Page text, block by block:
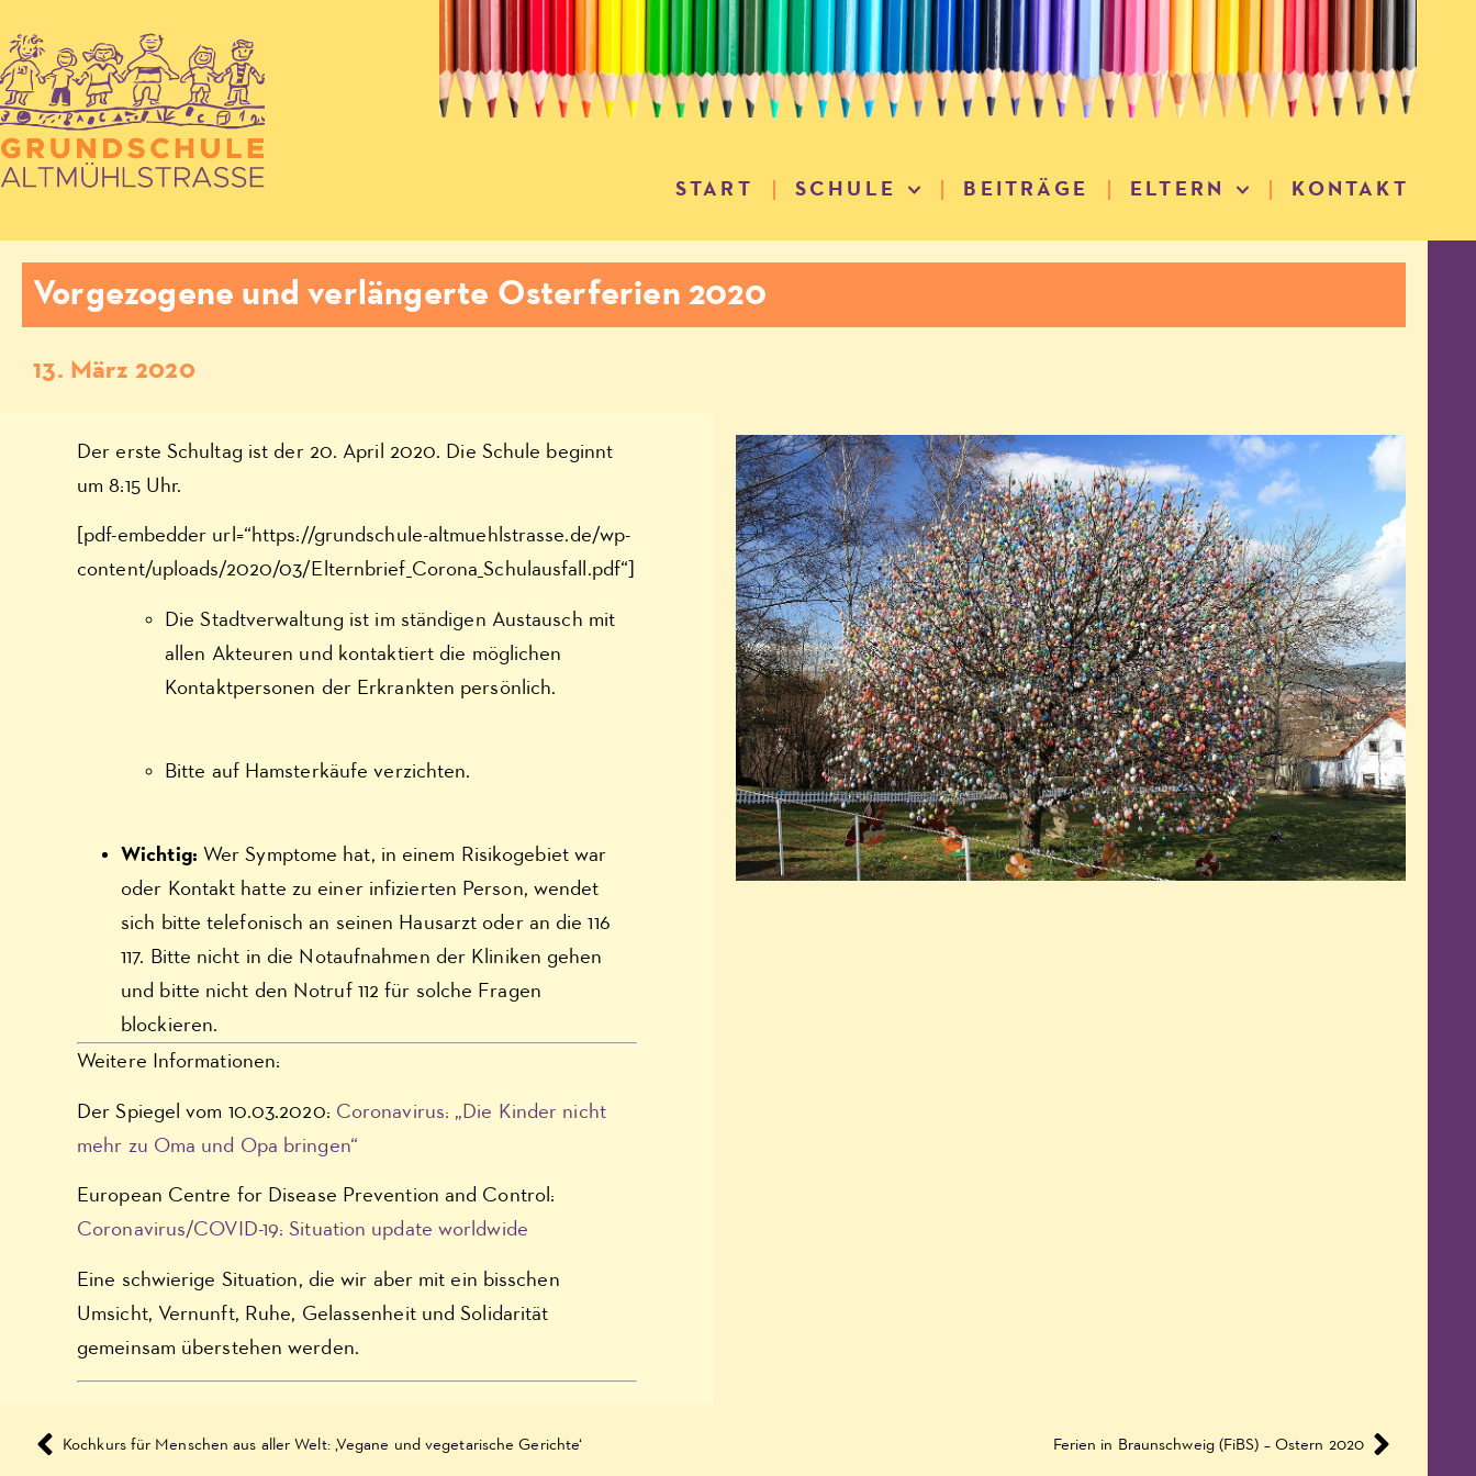
START SCHULE BEITRÄGE ELTERN KONTAKT
Vorgezogene und verlängerte Osterferien 2020
13. März 2020
Der erste Schultag ist der 20. April 2020. Die Schule beginnt
um 8:15 Uhr.
[pdf-embedder url=“https://grundschule-altmuehlstrasse.de/wp-
content/uploads/2020/03/Elternbrief_Corona_Schulausfall.pdf“]
Die Stadtverwaltung ist im ständigen Austausch mit
allen Akteuren und kontaktiert die möglichen
Kontaktpersonen der Erkrankten persönlich.
Bitte auf Hamsterkäufe verzichten.
Wichtig: Wer Symptome hat, in einem Risikogebiet war
oder Kontakt hatte zu einer infizierten Person, wendet
sich bitte telefonisch an seinen Hausarzt oder an die 116
117. Bitte nicht in die Notaufnahmen der Kliniken gehen
und bitte nicht den Notruf 112 für solche Fragen
blockieren.
Weitere Informationen:
Der Spiegel vom 10.03.2020: Coronavirus: „Die Kinder nicht
mehr zu Oma und Opa bringen“
European Centre for Disease Prevention and Control:
Coronavirus/COVID-19: Situation update worldwide
Eine schwierige Situation, die wir aber mit ein bisschen
Umsicht, Vernunft, Ruhe, Gelassenheit und Solidarität
gemeinsam überstehen werden.
Kochkurs für Menschen aus aller Welt: ‚Vegane und vegetarische Gerichte‘ Ferien in Braunschweig (FiBS) – Ostern 2020